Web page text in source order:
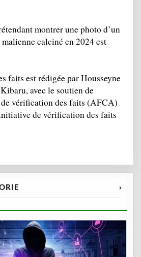
montrer une photo d’un
calciné en 2024 est
faits est rédigée par Housseyne
avec le soutien de
vérification des faits (AFCA)
de vérification des faits
›